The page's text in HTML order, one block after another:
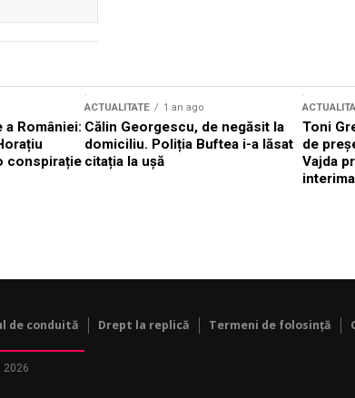
a României:
conspirație
ACTUALITATE 1 an ago
Călin Georgescu, de negăsit la
domiciliu. Poliția Buftea i-a lăsat
citația la ușă
Toni
de
Vajda
de conduită Drept la replică Termeni de folosință
2026